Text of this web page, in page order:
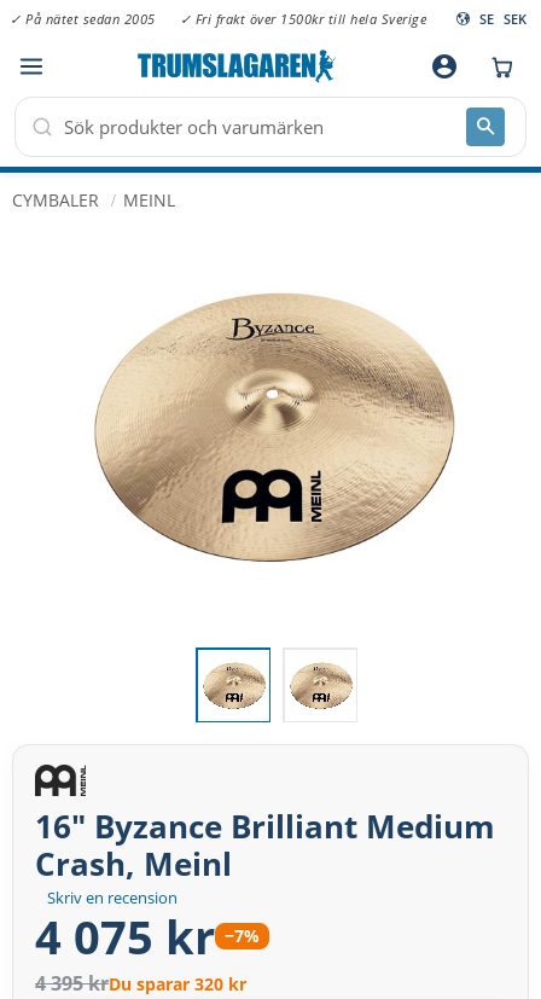
Meny
✓ På nätet sedan 2005 ✓ Fri frakt över 1500kr till hela Sverige SE SEK
account_circle
CYMBALER MEINL
Skriv en recension
16" Byzance Brilliant Medium
Crash, Meinl
4 075 kr −7%
4 395 krDu sparar 320 kr